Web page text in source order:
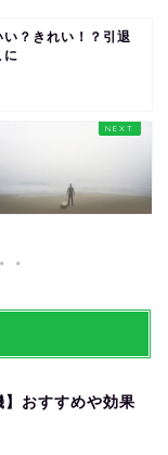
？きれい！？引退
に
】おすすめや効果